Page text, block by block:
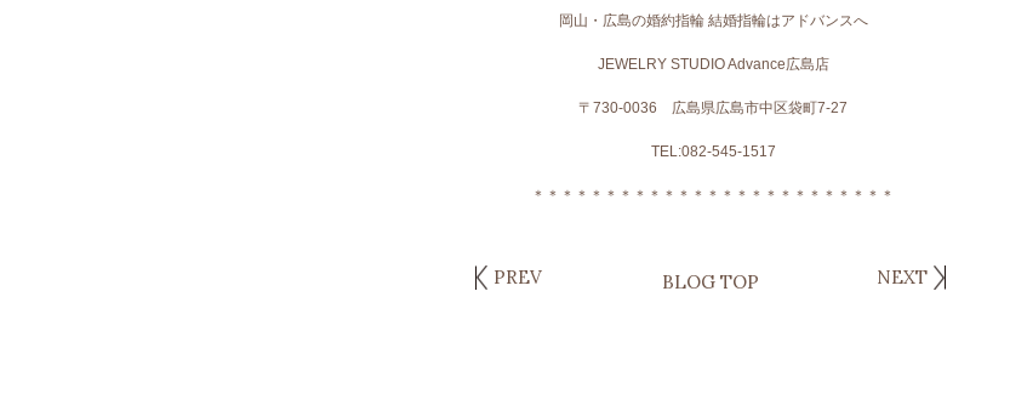
岡山・広島の婚約指輪 結婚指輪はアドバンスへ
JEWELRY STUDIO Advance広島店
〒730-0036 広島県広島市中区袋町7-27
TEL:082-545-1517
＊＊＊＊＊＊＊＊＊＊＊＊＊＊＊＊＊＊＊＊＊＊＊＊＊
PREV BLOG TOP NEXT